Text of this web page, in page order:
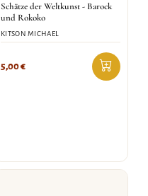
Schätze der Weltkunst - Barock
und Rokoko
KITSON MICHAEL
5,00€